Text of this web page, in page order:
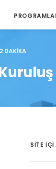
2 DAKIKA
SITE